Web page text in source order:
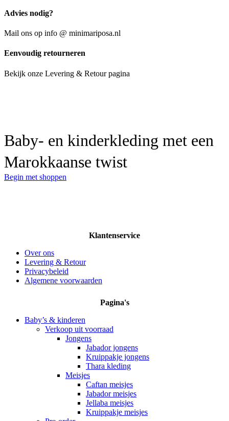
Advies nodig?
Mail ons op info @ minimariposa.nl
Eenvoudig retourneren
Bekijk onze Levering & Retour pagina
Baby- en kinderkleding met een
Marokkaanse twist
Begin met shoppen
Klantenservice
Over ons
Levering & Retour
Privacybeleid
Algemene voorwaarden
Pagina's
Baby’s & kinderen
Verkoop uit voorraad
Jongens
Jabador jongens
Kruippakje jongens
Thara kleding
Meisjes
Caftan meisjes
Jabador meisjes
Jellaba meisjes
Kruippakje meisjes